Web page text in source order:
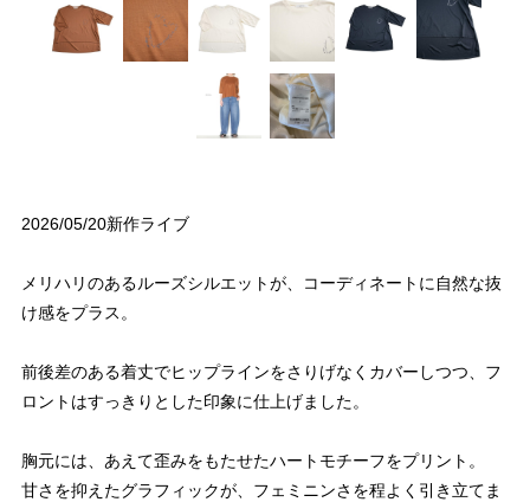
2026/05/20新作ライブ
メリハリのあるルーズシルエットが、コーディネートに自然な抜
け感をプラス。
前後差のある着丈でヒップラインをさりげなくカバーしつつ、フ
ロントはすっきりとした印象に仕上げました。
胸元には、あえて歪みをもたせたハートモチーフをプリント。
甘さを抑えたグラフィックが、フェミニンさを程よく引き立てま